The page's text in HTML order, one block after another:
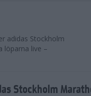
adidas Stockholm
löparna live –
Stockholm